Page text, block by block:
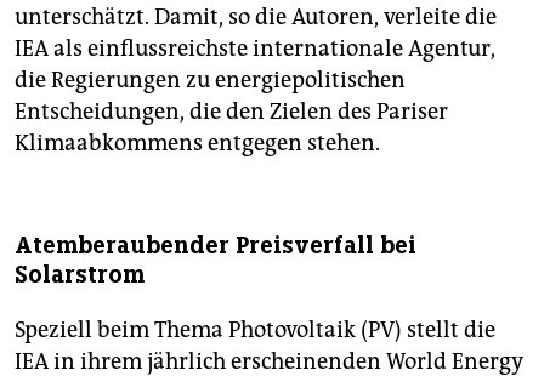
unterschätzt. Damit, so die Autoren, verleite die
IEA als einflussreichste internationale Agentur,
die Regierungen zu energiepolitischen
Entscheidungen, die den Zielen des Pariser
Klimaabkommens entgegen stehen.
Atemberaubender Preisverfall bei
Solarstrom
Speziell beim Thema Photovoltaik (PV) stellt die
IEA in ihrem jährlich erscheinenden World Energy